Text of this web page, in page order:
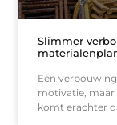
Slimmer
Een
motivatie, maar
komt erachter